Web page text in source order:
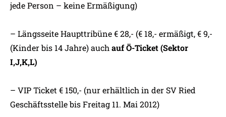
jede Person – keine Ermäßigung)
– Längsseite Haupttribüne € 28,- (€ 18,- ermäßigt, € 9,-
(Kinder bis 14 Jahre) auch auf Ö-Ticket (Sektor
I,J,K,L)
– VIP Ticket € 150,- (nur erhältlich in der SV Ried
Geschäftsstelle bis Freitag 11. Mai 2012)